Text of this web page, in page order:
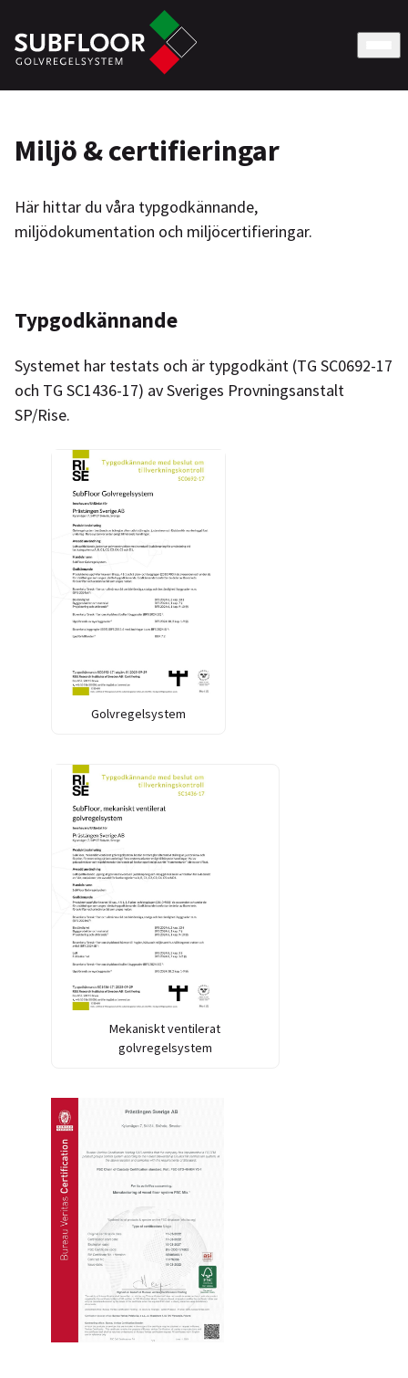
Miljö & certifieringar
Här hittar du våra typgodkännande,
miljödokumentation och miljöcertifieringar.
Typgodkännande
Systemet har testats och är typgodkänt (TG SC0692-17
och TG SC1436-17) av Sveriges Provningsanstalt
SP/Rise.
Golvregelsystem
Mekaniskt ventilerat
golvregelsystem